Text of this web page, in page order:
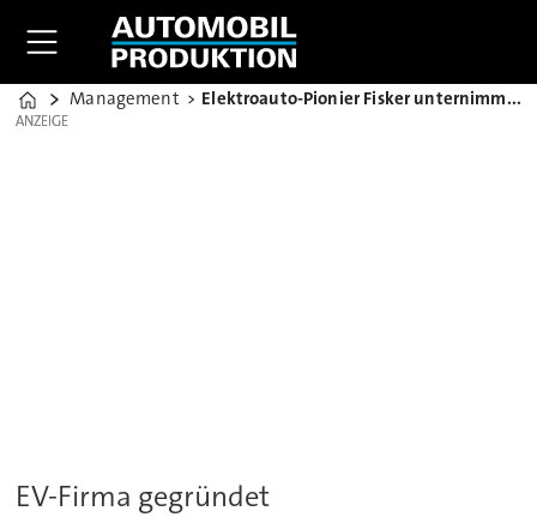
Home
Management Elektroauto-Pionier Fisker unternimmt neuen Anlauf
ANZEIGE
ANZEIGE
EV-Firma gegründet